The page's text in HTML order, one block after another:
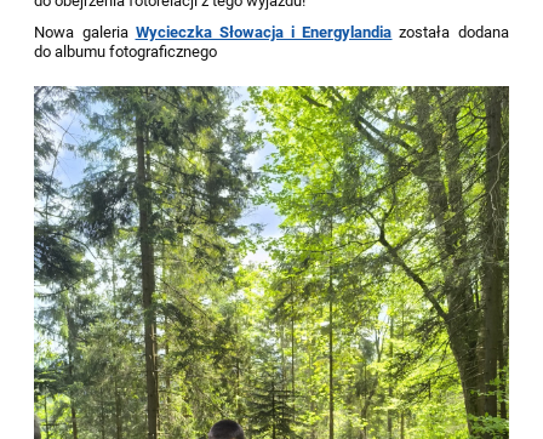
Nowa galeria Wycieczka Słowacja i Energylandia została dodana
do albumu fotograficznego